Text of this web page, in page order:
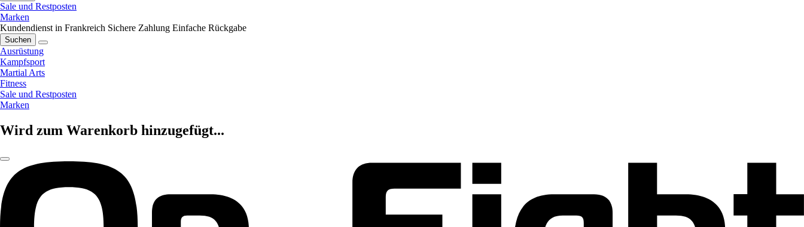
Sale und Restposten
Marken
Kundendienst in Frankreich Sichere Zahlung Einfache Rückgabe
Suchen
Ausrüstung
Kampfsport
Martial Arts
Fitness
Sale und Restposten
Marken
Wird zum Warenkorb hinzugefügt...